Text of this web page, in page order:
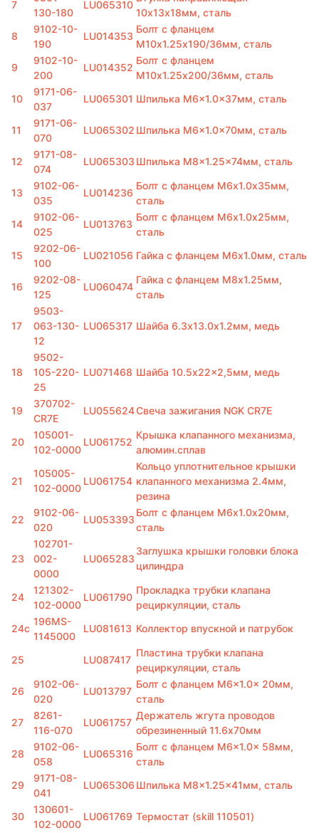
7
130-180
LU065310
10x13х18мм, сталь
8
9102-10-
190
LU014353
Болт с фланцем
M10х1.25х190/36мм, сталь
9
9102-10-
200
LU014352
Болт с фланцем
M10х1.25х200/36мм, сталь
10
9171-06-
037
LU065301 Шпилька M6x1.0x37мм, сталь
11
9171-06-
070
LU065302 Шпилька M6x1.0x70мм, сталь
12
9171-08-
074
LU065303 Шпилька M8x1.25x74мм, сталь
13
9102-06-
035
LU014236
Болт с фланцем M6х1.0х35мм,
сталь
14
9102-06-
025
LU013763
Болт с фланцем M6х1.0х25мм,
сталь
15
9202-06-
100
LU021056 Гайка с фланцем M6х1.0мм, сталь
16
9202-08-
125
LU060474
Гайка с фланцем M8х1.25мм,
сталь
17
9503-
063-130-
12
LU065317 Шайба 6.3х13.0х1.2мм, медь
18
9502-
105-220-
25
LU071468 Шайба 10.5x22x2,5мм, медь
19
370702-
CR7E
LU055624Свеча зажигания NGK CR7E
20
105001-
102-0000
LU061752
Крышка клапанного механизма,
алюмин.сплав
21
105005-
102-0000
LU061754
Кольцо уплотнительное крышки
клапанного механизма 2.4мм,
резина
22
9102-06-
020
LU053393
Болт с фланцем M6х1.0х20мм,
сталь
23
102701-
002-
0000
LU065283
Заглушка крышки головки блока
цилиндра
24
121302-
102-0000
LU061790
Прокладка трубки клапана
рециркуляции, сталь
24с
196MS-
1145000
LU081613 Коллектор впускной и патрубок
25 LU087417
Пластина трубки клапана
рециркуляции, сталь
26
9102-06-
020
LU013797
Болт с фланцем M6x1.0x 20мм,
сталь
27
8261-
116-070
LU061757
Держатель жгута проводов
обрезиненный 11.6х70мм
28
9102-06-
058
LU065316
Болт с фланцем M6x1.0x 58мм,
сталь
29
9171-08-
041
LU065306 Шпилька M8x1.25x41мм, сталь
30
130601-
102-0000
LU061769 Термостат (skill 110501)